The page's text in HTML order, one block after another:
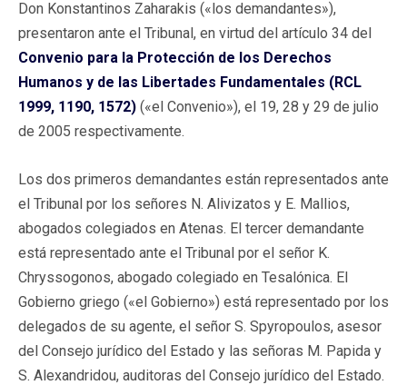
Don Konstantinos Zaharakis («los demandantes»),
presentaron ante el Tribunal, en virtud del artículo 34 del
Convenio para la Protección de los Derechos
Humanos y de las Libertades Fundamentales (RCL
1999, 1190, 1572) («el Convenio»), el 19, 28 y 29 de julio
de 2005 respectivamente.
Los dos primeros demandantes están representados ante
el Tribunal por los señores N. Alivizatos y E. Mallios,
abogados colegiados en Atenas. El tercer demandante
está representado ante el Tribunal por el señor K.
Chryssogonos, abogado colegiado en Tesalónica. El
Gobierno griego («el Gobierno») está representado por los
delegados de su agente, el señor S. Spyropoulos, asesor
del Consejo jurídico del Estado y las señoras M. Papida y
S. Alexandridou, auditoras del Consejo jurídico del Estado.